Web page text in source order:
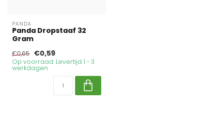
PANDA
Panda Dropstaaf 32
Gram
€0,65 €0,59
Op voorraad. Levertijd 1 - 3
werkdagen